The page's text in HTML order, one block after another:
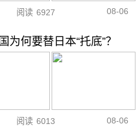
阅读 6927 08-06
何要替日本“托底”？
阅读 6013 08-06